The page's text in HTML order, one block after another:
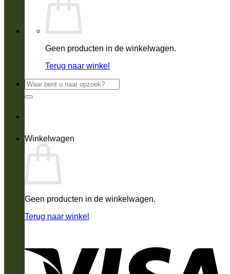
Geen producten in de winkelwagen.
Terug naar winkel
Zoeken
naar:
Winkelwagen
Geen producten in de winkelwagen.
Terug naar winkel